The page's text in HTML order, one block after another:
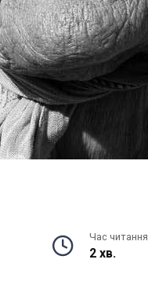
Час читання
2 хв.